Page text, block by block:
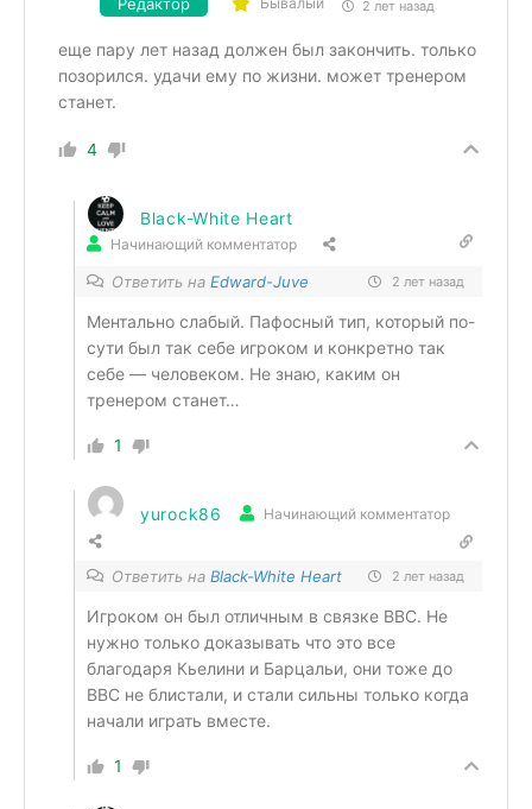
2 лет назад
еще пару лет назад должен был закончить. только
позорился. удачи ему по жизни. может тренером
станет.
4
Black-White Heart
Начинающий комментатор
Ответить на Edward-Juve 2 лет назад
Ментально слабый. Пафосный тип, который по-
сути был так себе игроком и конкретно так
себе — человеком. Не знаю, каким он
тренером станет…
1
yurock86 Начинающий комментатор
Ответить на Black-White Heart 2 лет назад
Игроком он был отличным в связке BBC. Не
нужно только доказывать что это все
благодаря Кьелини и Барцальи, они тоже до
BBC не блистали, и стали сильны только когда
начали играть вместе.
1